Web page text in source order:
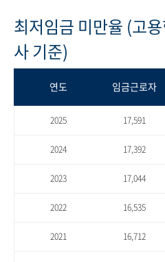
최저임금 미만율 (고
사 기준)
연도 임금근로자
2025 17,591
2024 17,392
2023 17,044
2022 16,535
2021 16,712